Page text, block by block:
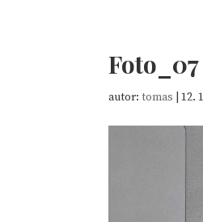
Foto_07
autor:tomas |12.